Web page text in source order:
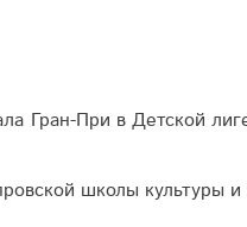
Гран-При в Детской
школы культуры и